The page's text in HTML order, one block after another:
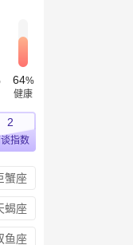
64%
健康
2
指数
蟹座
蝎座
鱼座